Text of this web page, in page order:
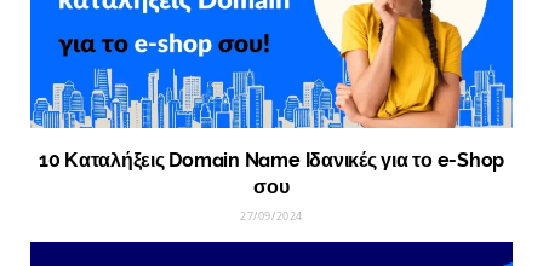
10 Καταλήξεις Domain Name Ιδανικές για το e-Shop
σου
27/09/2024